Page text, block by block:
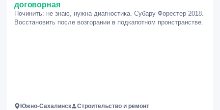
договорная
Починить: не знаю, нужна диагностика. Субару Форестер 2018.
Восстановить после возгорании в подкапотном пронстранстве.
Южно-Сахалинск Строительство и ремонт